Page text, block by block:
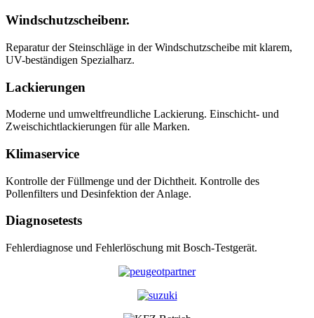
Windschutzscheibenr.
Reparatur der Steinschläge in der Windschutzscheibe mit klarem,
UV-beständigen Spezialharz.
Lackierungen
Moderne und umweltfreundliche Lackierung. Einschicht- und
Zweischichtlackierungen für alle Marken.
Klimaservice
Kontrolle der Füllmenge und der Dichtheit. Kontrolle des
Pollenfilters und Desinfektion der Anlage.
Diagnosetests
Fehlerdiagnose und Fehlerlöschung mit Bosch-Testgerät.